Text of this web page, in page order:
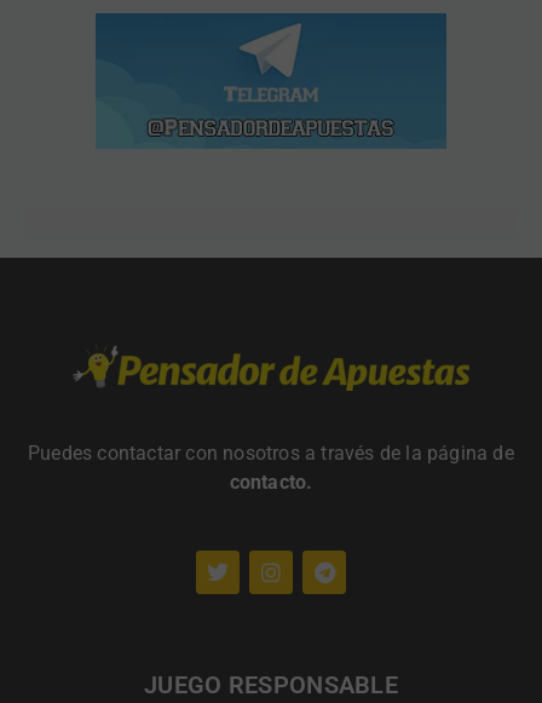
Puedes contactar con nosotros a través de la página de
contacto.
JUEGO RESPONSABLE